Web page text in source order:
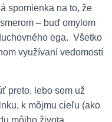
spomienka na to, že
– buď omylom
ega. Všetko
využívaní vedomostí
preto, lebo som už
k môjmu cieľu (ako
môjho života